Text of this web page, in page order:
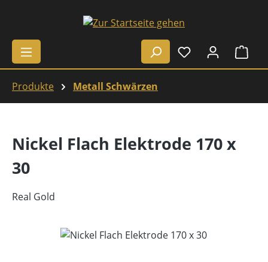
Zum Hauptinhalt springen
Produkte Metall Schwärzen
Nickel Flach Elektrode 170 x
30
Real Gold
Bildergalerie überspringen